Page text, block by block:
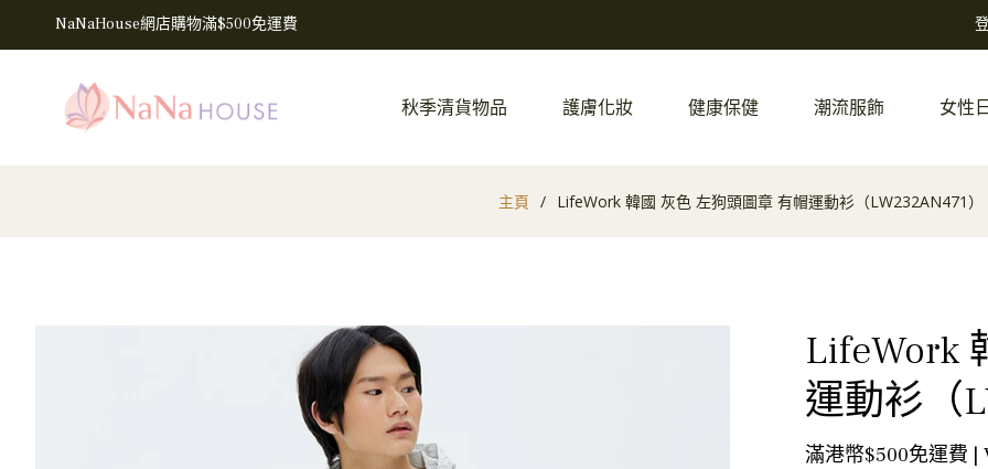
NaNaHouse網店購物滿$500免運費
秋季清貨物品 護膚化妝 健康保健 潮流服飾 女性
主頁 / LifeWork 韓國 灰色 左狗頭圖章 有帽運動衫（LW232AN471）
LifeWork
運動衫（
滿港幣$500免運費 |